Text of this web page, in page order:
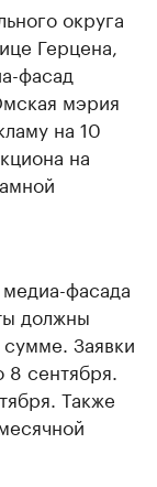
округа
Герцена,
фасад
мэрия
на 10
на
фасада
должны
сумме. Заявки
8 сентября.
Также